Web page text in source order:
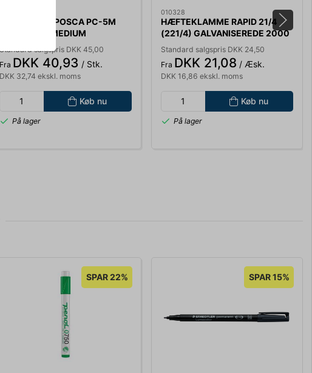
MARKER UNI POSCA PC-5M
LIGHT BLUE MEDIUM
Standard salgspris DKK 45,00
Fra DKK 40,93 / Stk.
DKK 32,74 ekskl. moms
Køb nu
På lager
010328
HÆFTEKLAMME RAPID 21/4
(221/4) GALVANISEREDE 2000
STK/PK. 24867500
Standard salgspris DKK 24,50
Fra DKK 21,08 / Æsk.
DKK 16,86 ekskl. moms
Køb nu
På lager
SPAR 22% SPAR 15%